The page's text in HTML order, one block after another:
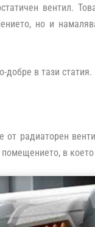
вентил.
но и
добре в тази статия.
от радиаторен
в